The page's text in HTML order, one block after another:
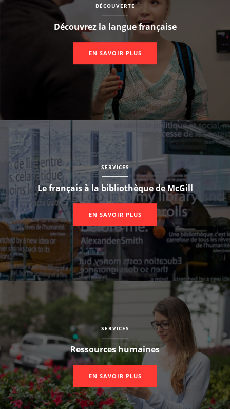
DÉCOUVERTE
Découvrez la langue française
EN SAVOIR PLUS
SERVICES
Le français à la bibliothèque de McGill
EN SAVOIR PLUS
SERVICES
Ressources humaines
EN SAVOIR PLUS